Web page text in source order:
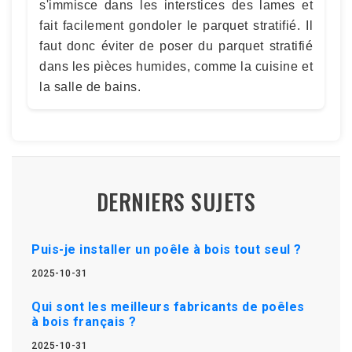
s'immisce dans les interstices des lames et
fait facilement gondoler le parquet stratifié. Il
faut donc éviter de poser du parquet stratifié
dans les pièces humides, comme la cuisine et
la salle de bains.
DERNIERS SUJETS
Puis-je installer un poêle à bois tout seul ?
2025-10-31
Qui sont les meilleurs fabricants de poêles
à bois français ?
2025-10-31